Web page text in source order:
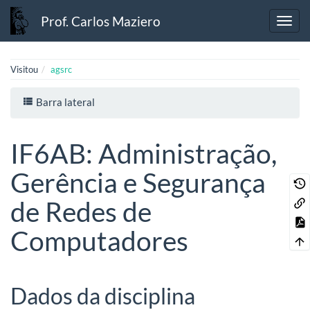
Prof. Carlos Maziero
Visitou agsrc
Barra lateral
IF6AB: Administração,
Gerência e Segurança
de Redes de
Computadores
Dados da disciplina